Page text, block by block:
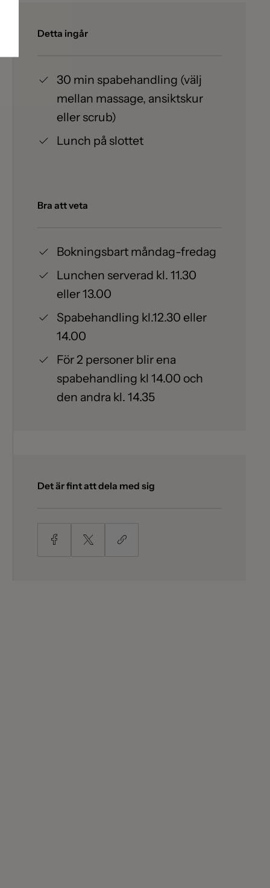
Detta ingår
30 min spabehandling (välj
mellan massage, ansiktskur
eller scrub)
Lunch på slottet
Bra att veta
Bokningsbart måndag-fredag
Lunchen serverad kl. 11.30
eller 13.00
Spabehandling kl.12.30 eller
14.00
För 2 personer blir ena
spabehandling kl 14.00 och
den andra kl. 14.35
Det är fint att dela med sig